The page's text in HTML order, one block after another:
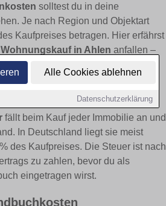
Alle Cookies ablehnen
Datenschutzerklärung
solltest du in deine
Je nach Region und Objektart
Kaufpreises betragen. Hier erfährst
Wohnungskauf in Ahlen anfallen –
fällt beim Kauf jeder Immobilie an und
In Deutschland liegt sie meist
des Kaufpreises. Die Steuer ist nach
zu zahlen, bevor du als
eingetragen wirst.